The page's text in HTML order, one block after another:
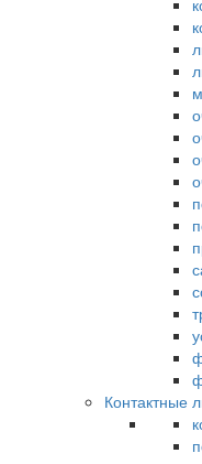
Контактные